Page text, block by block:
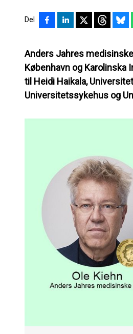
Del
Anders Jahres
København og
til Heidi Haikala,
Universitetssykehus og